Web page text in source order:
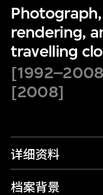
rendering,
travelling
[2008]
详细资料
档案背景